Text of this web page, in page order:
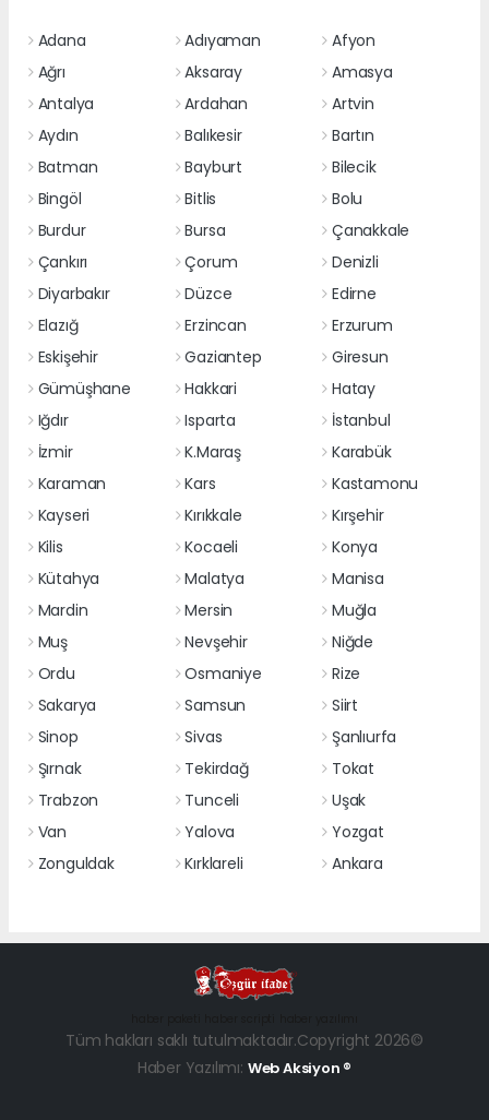
Adana Adıyaman
Afyon
Ağrı
Aksaray
Amasya
Antalya
Ardahan
Artvin
Aydın
Balıkesir
Bartın
Batman
Bayburt
Bilecik
Bingöl
Bitlis
Bolu
Burdur
Bursa
Çanakkale
Çankırı
Çorum
Denizli
Diyarbakır
Düzce
Edirne
Elazığ
Erzincan
Erzurum
Eskişehir
Gaziantep
Giresun
Gümüşhane
Hakkari
Hatay
Iğdır
Isparta
İstanbul
İzmir
K.Maraş
Karabük
Karaman
Kars
Kastamonu
Kayseri
Kırıkkale
Kırşehir
Kilis
Kocaeli
Konya
Kütahya
Malatya
Manisa
Mardin
Mersin
Muğla
Muş
Nevşehir
Niğde
Ordu
Osmaniye
Rize
Sakarya
Samsun
Siirt
Sinop
Sivas
Şanlıurfa
Şırnak
Tekirdağ
Tokat
Trabzon
Tunceli
Uşak
Van
Yalova
Yozgat
Zonguldak
Kırklareli Ankara
Tüm hakları saklı tutulmaktadır.Copyright 2026©
Haber Yazılımı: Web Aksiyon ®